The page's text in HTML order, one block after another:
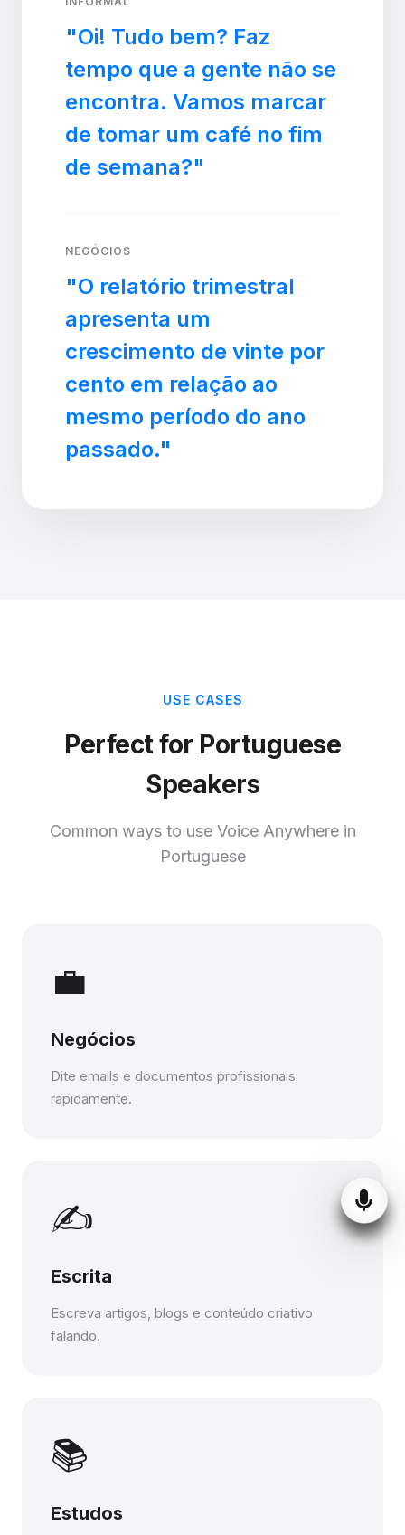
"Oi! Tudo bem? Faz
tempo que a gente não se
encontra. Vamos marcar
de tomar um café no fim
de semana?"
NEGÓCIOS
"O relatório trimestral
apresenta um
crescimento de vinte por
cento em relação ao
mesmo período do ano
passado."
USE CASES
Perfect for Portuguese
Speakers
Common ways to use Voice Anywhere in
Portuguese
💼
Negócios
Dite emails e documentos profissionais
rapidamente.
✍️
Escrita
Escreva artigos, blogs e conteúdo criativo
falando.
📚
Estudos